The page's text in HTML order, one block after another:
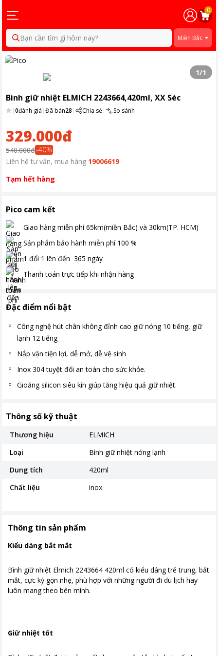
0
Bạn cần tìm gì hôm nay? Miền Bắc
1/1
Bình giữ nhiệt ELMICH 2243664,420ml, XX Séc
|0đánh giá |Đã bán28 | Chia sẻ| So sánh
329.000đ
540.000đ-40%
Liên hệ tư vấn, mua hàng 19006619
Tạm hết hàng
Pico cam kết
Giao hàng miễn phí 65km(miền Bắc) và 30km(TP. HCM)
Sản phẩm bảo hành miễn phí 100 %
1 đổi 1 lên đến 365 ngày
Thanh toán trực tiếp khi nhận hàng
Đặc điểm nổi bật
Công nghệ hút chân không đỉnh cao giữ nóng 10 tiếng, giữ
lạnh 12 tiếng
Nắp vặn tiện lợi, dễ mở, dễ vệ sinh
Inox 304 tuyệt đối an toàn cho sức khỏe.
Gioăng silicon siêu kín giúp tăng hiệu quả giữ nhiệt.
Thông số kỹ thuật
Thương hiệu
ELMICH
Loại
Bình giữ nhiệt nóng lạnh
Dung tích
420ml
Chất liệu
inox
Thông tin sản phẩm
Kiểu dáng bắt mắt
Bình giữ nhiệt Elmich 2243664 420ml có kiểu dáng trẻ trung, bắt
mắt, cực kỳ gọn nhẹ, phù hợp với những người đi du lịch hay
luôn mang theo bên mình.
Giữ nhiệt tốt